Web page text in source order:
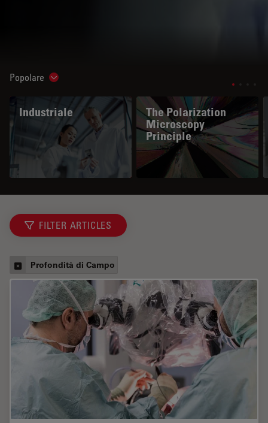
Popolare Show subnavigation
Industriale
The Polarization
Microscopy
Principle
FILTER ARTICLES
Profondità di Campo